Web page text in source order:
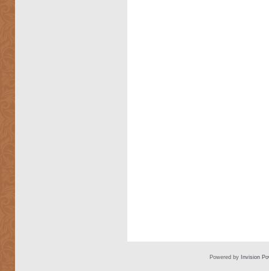
Powered by Invision